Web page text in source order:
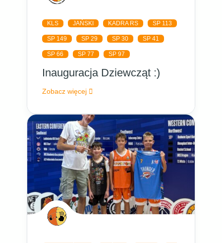
KLS JAŃSKI KADRA RS SP 113
SP 149 SP 29 SP 30 SP 41
SP 66 SP 77 SP 97
Inauguracja Dziewcząt :)
Zobacz więcej